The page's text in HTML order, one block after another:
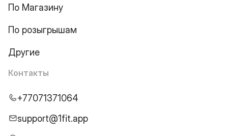
По Магазину
По розыгрышам
Другие
Контакты
+77071371064
support@1fit.app